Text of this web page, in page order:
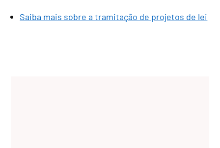
Saiba mais sobre a tramitação de projetos de lei